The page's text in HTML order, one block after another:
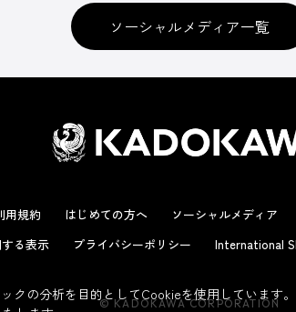
ソーシャルメディア一覧
用規約 はじめての方へ ソーシャルメディア
る表示
プライバシーポリシー International
© KADOKAWA CORPORATION
の分析を目的としてCookieを使用しています。